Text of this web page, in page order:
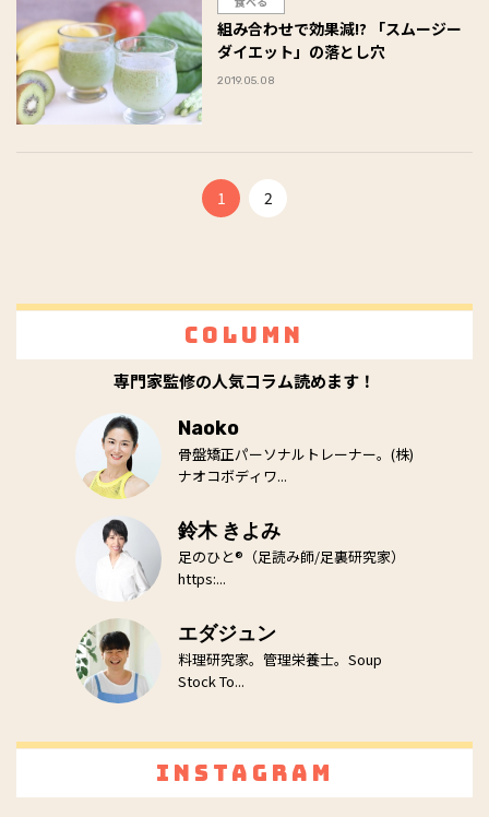
組み合わせで効果減!? 「スムージー
ダイエット」の落とし穴
2019.05.08
1 2
Column
専門家監修の人気コラム読めます！
Naoko
骨盤矯正パーソナルトレーナー。(株)
ナオコボディワ...
鈴木 きよみ
足のひと®（足読み師/足裏研究家）
https:...
エダジュン
料理研究家。管理栄養士。Soup
Stock To...
Instagram